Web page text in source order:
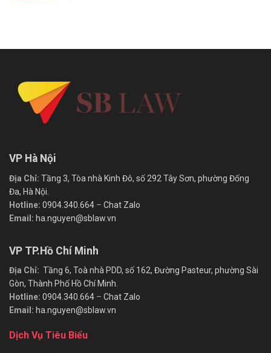
VP Hà Nội
Địa Chỉ: Tầng 3, Tòa nhà Kinh Đô, số 292 Tây Sơn, phường Đống
Đa, Hà Nội.
Hotline: 0904.340.664 – Chat Zalo
Email: ha.nguyen@sblaw.vn
VP TP.Hồ Chí Minh
Địa Chỉ: Tầng 6, Toà nhà PDD, số 162, Đường Pasteur, phường Sài
Gòn, Thành Phố Hồ Chí Minh.
Hotline: 0904.340.664 – Chat Zalo
Email: ha.nguyen@sblaw.vn
Dịch Vụ Tiêu Biểu